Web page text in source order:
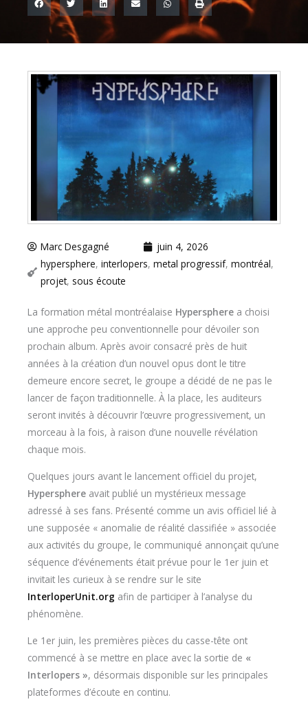
Marc Desgagné
juin 4, 2026
hypersphere, interlopers, metal progressif, montréal,
projet, sous écoute
La formation métal montréalaise Hypersphere a choisi
une approche peu conventionnelle pour dévoiler son
prochain album. Après avoir consacré près de huit
années à la création d’un nouvel opus dont le titre
demeure encore secret, le groupe a décidé de ne pas le
lancer de façon traditionnelle. À la place, les auditeurs
seront invités à découvrir l’œuvre progressivement, un
morceau à la fois, à raison d’une nouvelle révélation
chaque mois.
Quelques jours avant le lancement officiel du projet,
Hypersphere avait publié un mystérieux message
adressé à ses fans. Présenté comme un avis officiel lié à
une supposée « anomalie de réalité classifiée » associée
aux activités du groupe, le communiqué annonçait qu’une
séquence d’événements était prévue pour le 1er juin et
invitait les curieux à se rendre sur le site
InterloperUnit.org afin de participer à l’analyse du
phénomène.
Le 1er juin, les premières pièces du casse-tête ont
commencé à se mettre en place avec la sortie de «
Interlopers », désormais disponible sur les principales
plateformes d’écoute en continu.